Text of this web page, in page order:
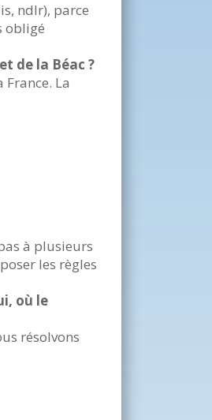
ndlr), parce
obligé
de la Béac ?
La
à plusieurs
les règles
où le
résolvons